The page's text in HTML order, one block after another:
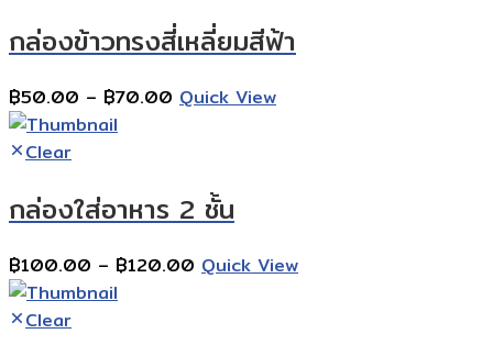
฿60.00
กล่องข้าวทรงสี่เหลี่ยมสีฟ้า
฿50.00 – ฿70.00 Price
฿70.00
Quick View
Clear
กล่องใส่อาหาร 2 ชั้น
฿100.00 – ฿120.00 Price
Quick View
Clear